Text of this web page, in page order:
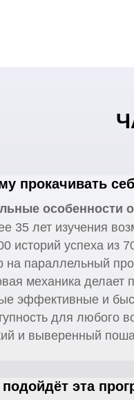
прокачивать
особенности
35 лет изучения
историй успеха из
на параллельный
механика делает
эффективные и
для любого
и выверенный
эта